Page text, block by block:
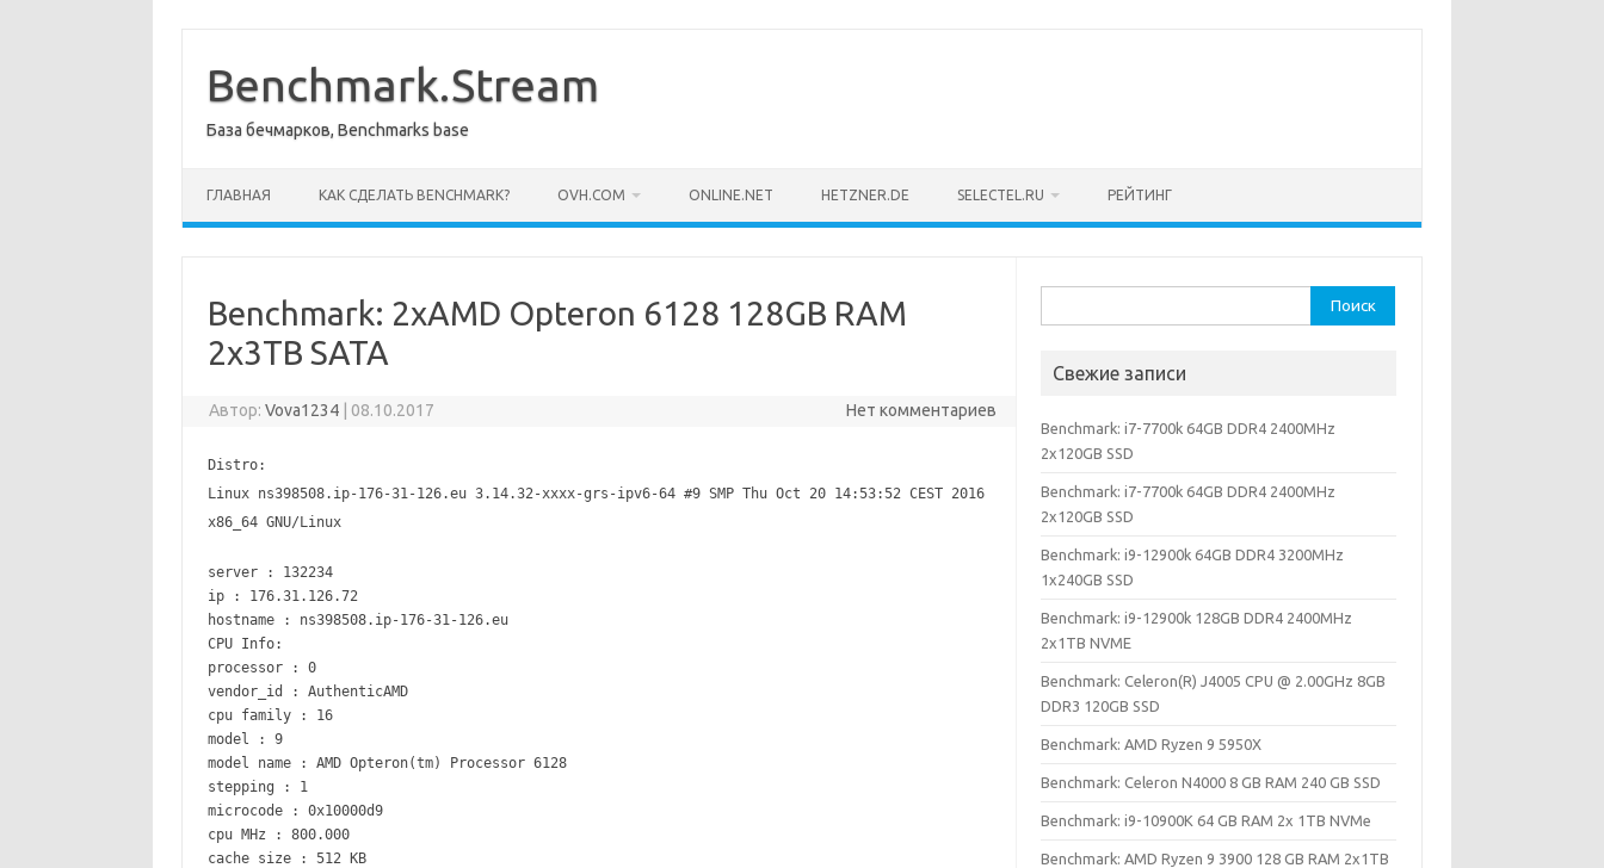
содержимому
Benchmark.Stream
База бечмарков, Benchmarks base
ГЛАВНАЯ КАК СДЕЛАТЬ BENCHMARK? OVH.COM ONLINE.NET HETZNER.DE SELECTEL.RU РЕЙТИНГ
Benchmark: 2xAMD Opteron 6128 128GB RAM
2x3TB SATA
Автор:Vova1234 08.10.2017 Нет комментариев
Distro:
Linux ns398508.ip-176-31-126.eu 3.14.32-xxxx-grs-ipv6-64 #9 SMP Thu Oct 20 14:53:52 CEST 2016
x86_64 GNU/Linux
server : 132234
ip : 176.31.126.72
hostname : ns398508.ip-176-31-126.eu
CPU Info:
processor : 0
vendor_id : AuthenticAMD
cpu family : 16
model : 9
model name : AMD Opteron(tm) Processor 6128
stepping : 1
microcode : 0x10000d9
cpu MHz : 800.000
cache size : 512 KB
Свежие записи
Benchmark: i7-7700k 64GB DDR4 2400MHz
2x120GB SSD
Benchmark: i7-7700k 64GB DDR4 2400MHz
2x120GB SSD
Benchmark: i9-12900k 64GB DDR4 3200MHz
1x240GB SSD
Benchmark: i9-12900k 128GB DDR4 2400MHz
2x1TB NVME
Benchmark: Celeron(R) J4005 CPU @ 2.00GHz 8GB
DDR3 120GB SSD
Benchmark: AMD Ryzen 9 5950X
Benchmark: Celeron N4000 8 GB RAM 240 GB SSD
Benchmark: i9-10900K 64 GB RAM 2x 1TB NVMe
Benchmark: AMD Ryzen 9 3900 128 GB RAM 2x1TB